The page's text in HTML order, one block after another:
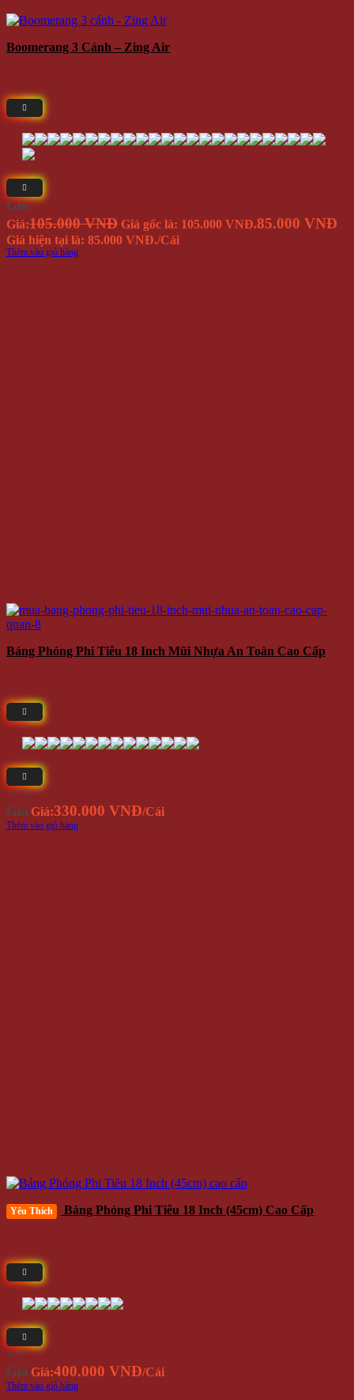
Boomerang 3 Cánh – Zing Air
Giá
Giá:105.000 VNĐ Giá gốc là: 105.000 VNĐ.85.000 VNĐ
Giá hiện tại là: 85.000 VNĐ./Cái
Thêm vào giỏ hàng
Bảng Phóng Phi Tiêu 18 Inch Mũi Nhựa An Toàn Cao Cấp
⭐(1.1)
Giá Giá:330.000 VNĐ/Cái
Thêm vào giỏ hàng
Yêu Thích Bảng Phóng Phi Tiêu 18 Inch (45cm) Cao Cấp
⭐(5)
Giá Giá:400.000 VNĐ/Cái
Thêm vào giỏ hàng